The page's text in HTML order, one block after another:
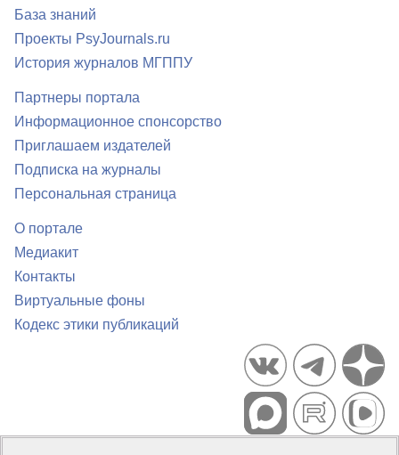
База знаний
Проекты PsyJournals.ru
История журналов МГППУ
Партнеры портала
Информационное спонсорство
Приглашаем издателей
Подписка на журналы
Персональная страница
О портале
Медиакит
Контакты
Виртуальные фоны
Кодекс этики публикаций